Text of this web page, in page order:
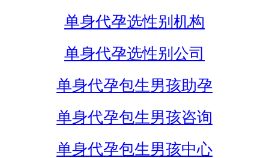
单身代孕选性别机构
单身代孕选性别公司
单身代孕包生男孩助孕
单身代孕包生男孩咨询
单身代孕包生男孩中心